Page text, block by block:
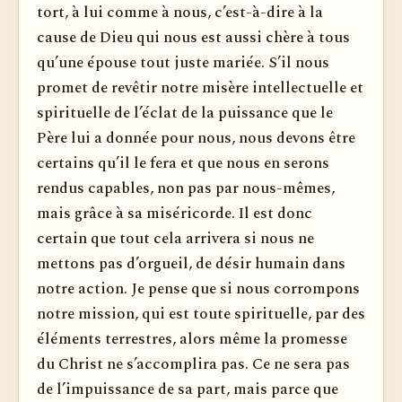
tort, à lui comme à nous, c’est-à-dire à la
cause de Dieu qui nous est aussi chère à tous
qu’une épouse tout juste mariée. S’il nous
promet de revêtir notre misère intellectuelle et
spirituelle de l’éclat de la puissance que le
Père lui a donnée pour nous, nous devons être
certains qu’il le fera et que nous en serons
rendus capables, non pas par nous-mêmes,
mais grâce à sa miséricorde. Il est donc
certain que tout cela arrivera si nous ne
mettons pas d’orgueil, de désir humain dans
notre action. Je pense que si nous corrompons
notre mission, qui est toute spirituelle, par des
éléments terrestres, alors même la promesse
du Christ ne s’accomplira pas. Ce ne sera pas
de l’impuissance de sa part, mais parce que